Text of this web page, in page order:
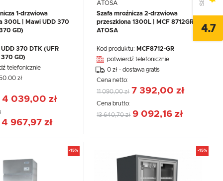
1-drzwiowa
300L | Mawi UDD 370
GD)
UDD 370 DTK (UFR
370 GD)
telefonicznie
zł
4 039,00 zł
4 967,97 zł
ATOSA
Szafa mroźnicza 2-drzwiowa
przeszklona 1300L | MCF 8712GR
ATOSA
Kod produktu: MCF8712-GR
potwierdź telefonicznie
0 zł - dostawa gratis
Cena netto:
11 090,00 zł 7 392,00 zł
Cena brutto:
13 640,70 zł 9 092,16 zł
WIĘCEJ
-15% -15%
4.7